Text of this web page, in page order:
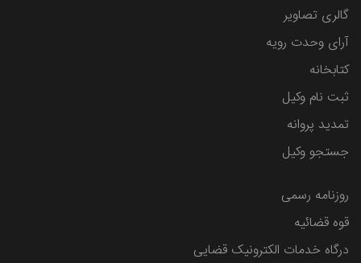
گالری تصاویر
آرای وحدت رویه
کتابخانه
ثبت نام وکیل
تمدید پروانه
جستجو وکیل
روزنامه رسمی
قوه قضائیه
درگاه خدمات الکترونیک قضایی